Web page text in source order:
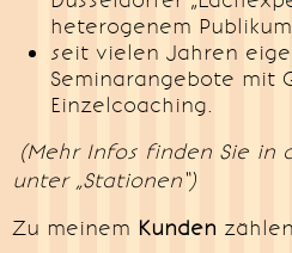
heterogenem Publikum
seit vielen Jahren
Seminarangebote mit
Einzelcoaching.
(Mehr Infos finden Sie in
unter „Stationen“)
Zu meinem Kunden